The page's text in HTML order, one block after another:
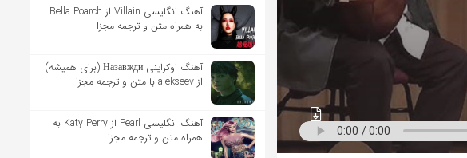
آهنگ انگلیسی Villain از Bella Poarch
به همراه متن و ترجمه مجزا
آهنگ اوکراینی Назавжди (برای همیشه)
از alekseev با متن و ترجمه مجزا
آهنگ انگلیسی Pearl از Katy Perry به
همراه متن و ترجمه مجزا